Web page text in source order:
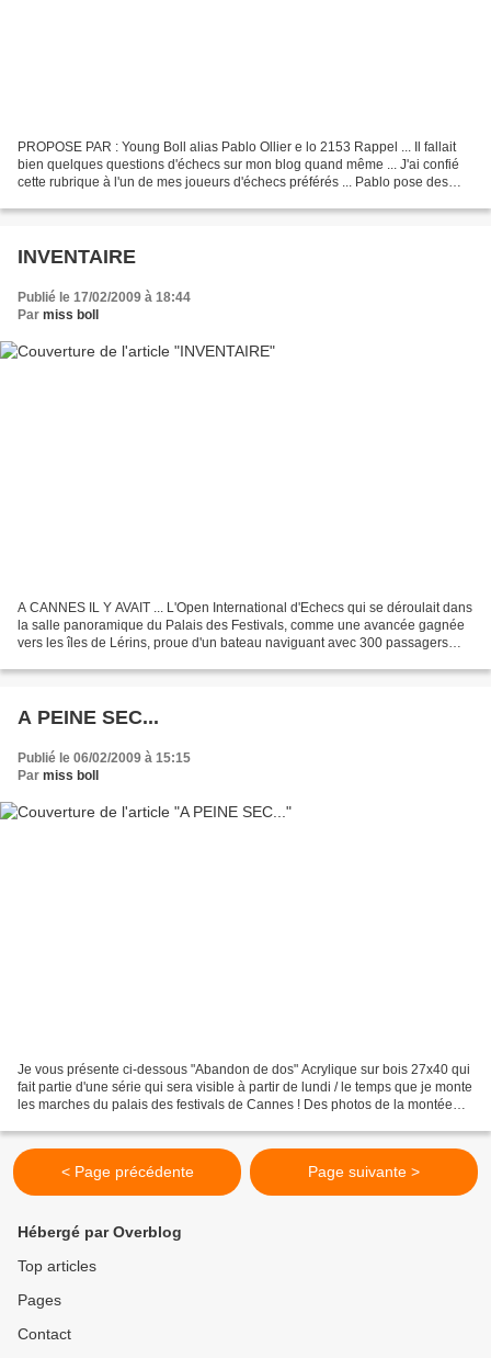
PROPOSE PAR : Young Boll alias Pablo Ollier e lo 2153 Rappel ... Il fallait
bien quelques questions d'échecs sur mon blog quand même ... J'ai confié
cette rubrique à l'un de mes joueurs d'échecs préférés ... Pablo pose des
INVENTAIRE
Publié le 17/02/2009 à 18:44
Par miss boll
A CANNES IL Y AVAIT ... L'Open International d'Echecs qui se déroulait dans
la salle panoramique du Palais des Festivals, comme une avancée gagnée
vers les îles de Lérins, proue d'un bateau naviguant avec 300 passagers
A PEINE SEC...
Publié le 06/02/2009 à 15:15
Par miss boll
Je vous présente ci-dessous "Abandon de dos" Acrylique sur bois 27x40 qui
fait partie d'une série qui sera visible à partir de lundi / le temps que je monte
les marches du palais des festivals de Cannes ! Des photos de la montée
< Page précédente Page suivante >
Hébergé par Overblog
Top articles
Pages
Contact